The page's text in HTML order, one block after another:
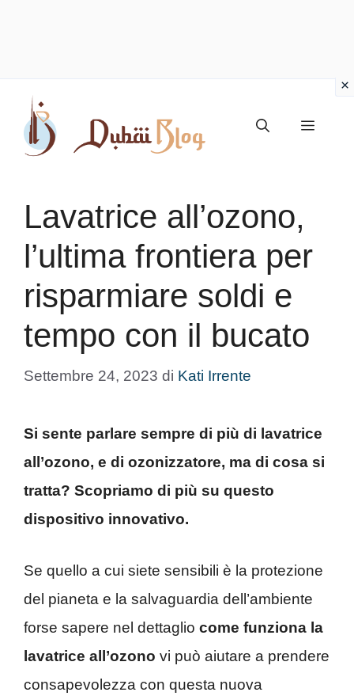
contenuto
Menu
Lavatrice all’ozono,
l’ultima frontiera per
risparmiare soldi e
tempo con il bucato
Settembre 24, 2023 di Kati Irrente
Si sente parlare sempre di più di lavatrice
all’ozono, e di ozonizzatore, ma di cosa si
tratta? Scopriamo di più su questo
dispositivo innovativo.
Se quello a cui siete sensibili è la protezione
del pianeta e la salvaguardia dell’ambiente
forse sapere nel dettaglio come funziona la
lavatrice all’ozono vi può aiutare a prendere
consapevolezza con questa nuova